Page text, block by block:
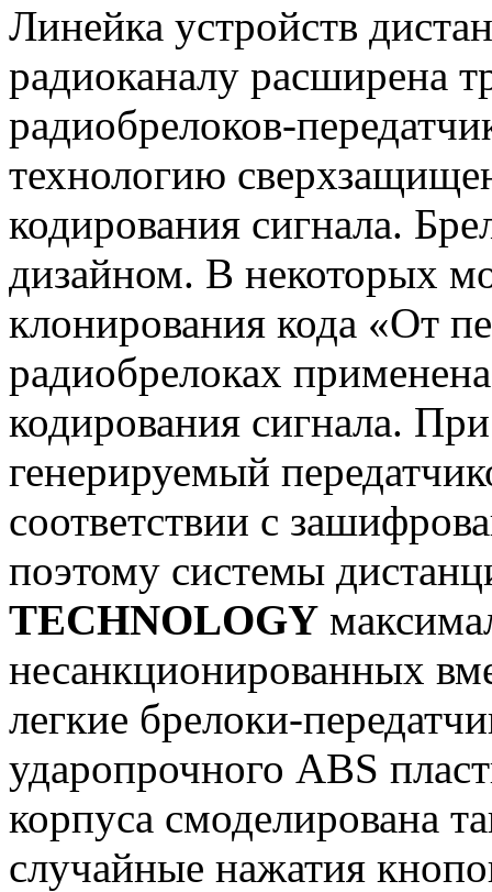
Линейка устройств
радиоканалу расширена
радиобрелоков-
технологию
кодирования сигнала.
дизайном. В некоторых
клонирования кода «От
радиобрелоках
кодирования сигнала.
генерируемый
соответствии с
поэтому системы
TECHNOLOGY
несанкционированных
легкие брелоки-
ударопрочного ABS
корпуса смоделирована
случайные нажатия